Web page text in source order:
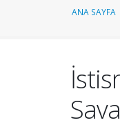
ANA SAYFA